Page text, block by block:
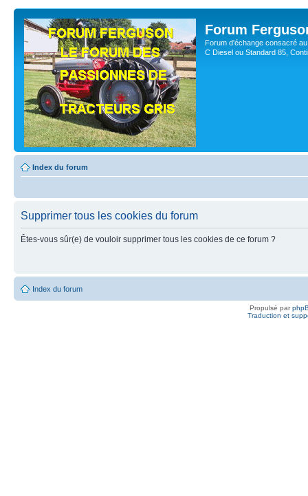
Forum
Forum d'échange consacré
C Diesel ou Standard 85,
Index du forum
Supprimer tous les cookies du forum
Êtes-vous sûr(e) de vouloir supprimer tous les cookies de ce forum ?
Index du forum
Propulsé par
Traduction et